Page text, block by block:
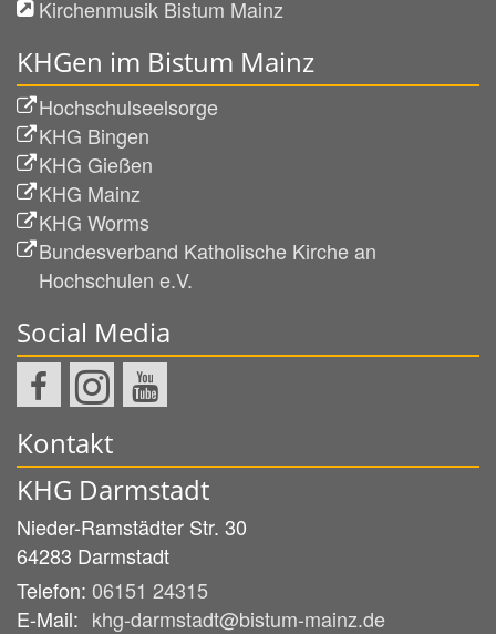
Kirchenmusik Bistum Mainz
KHGen im Bistum Mainz
Hochschulseelsorge
KHG Bingen
KHG Gießen
KHG Mainz
KHG Worms
Bundesverband Katholische Kirche an
Hochschulen e.V.
Social Media
Kontakt
KHG Darmstadt
Nieder-Ramstädter Str. 30
64283 Darmstadt
Telefon: 06151 24315
E-Mail: khg-darmstadt@bistum-mainz.de